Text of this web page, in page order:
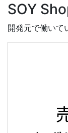
SOY
開発元で働いて